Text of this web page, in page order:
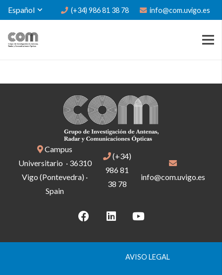
Español (+34) 986 81 38 78 info@com.uvigo.es
Campus
Universitario · 36310
Vigo (Pontevedra) ·
Spain
(+34)
986 81
38 78
info@com.uvigo.es
AVISO LEGAL